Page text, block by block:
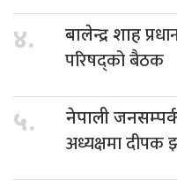
४. बालेन्द्र शाह
परिषद्को बैठक
५. नेपाली
अध्यक्षमा दीपक